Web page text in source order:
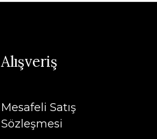
Alışveriş
Mesafeli Satış
Sözleşmesi